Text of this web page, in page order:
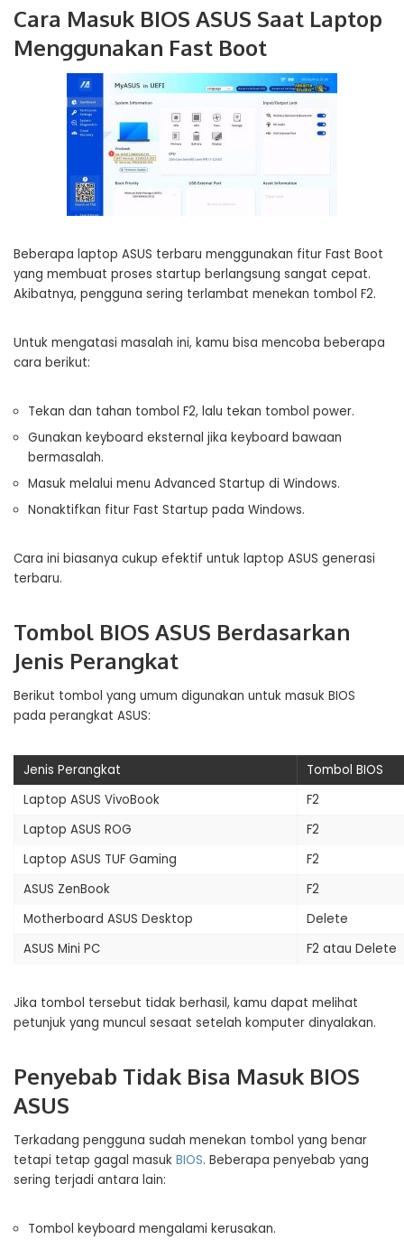
Cara Masuk BIOS ASUS Saat Laptop
Menggunakan Fast Boot
Beberapa laptop ASUS terbaru menggunakan fitur Fast Boot
yang membuat proses startup berlangsung sangat cepat.
Akibatnya, pengguna sering terlambat menekan tombol F2.
Untuk mengatasi masalah ini, kamu bisa mencoba beberapa
cara berikut:
Tekan dan tahan tombol F2, lalu tekan tombol power.
Gunakan keyboard eksternal jika keyboard bawaan
bermasalah.
Masuk melalui menu Advanced Startup di Windows.
Nonaktifkan fitur Fast Startup pada Windows.
Cara ini biasanya cukup efektif untuk laptop ASUS generasi
terbaru.
Tombol BIOS ASUS Berdasarkan
Jenis Perangkat
Berikut tombol yang umum digunakan untuk masuk BIOS
pada perangkat ASUS:
Jenis Perangkat
Tombol BIOS
Laptop ASUS VivoBook
F2
Laptop ASUS ROG
F2
Laptop ASUS TUF Gaming
F2
ASUS ZenBook
F2
Motherboard ASUS Desktop
Delete
ASUS Mini PC
F2 atau Delete
Jika tombol tersebut tidak berhasil, kamu dapat melihat
petunjuk yang muncul sesaat setelah komputer dinyalakan.
Penyebab Tidak Bisa Masuk BIOS
ASUS
Terkadang pengguna sudah menekan tombol yang benar
tetapi tetap gagal masuk BIOS. Beberapa penyebab yang
sering terjadi antara lain:
Tombol keyboard mengalami kerusakan.